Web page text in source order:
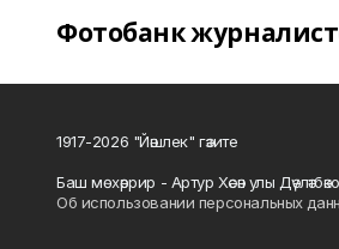
Фотобанк
1917-2026 "Йәшлек" гәзите
Баш мөхәррир - Артур Хәсән улы
Об использовании персональных